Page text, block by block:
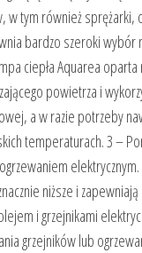
w tym również sprężarki,
bardzo szeroki wybór
ciepła Aquarea oparta
powietrza i
a w razie potrzeby
temperaturach. 3 –
niższe i
i grzejnikami
grzejników lub